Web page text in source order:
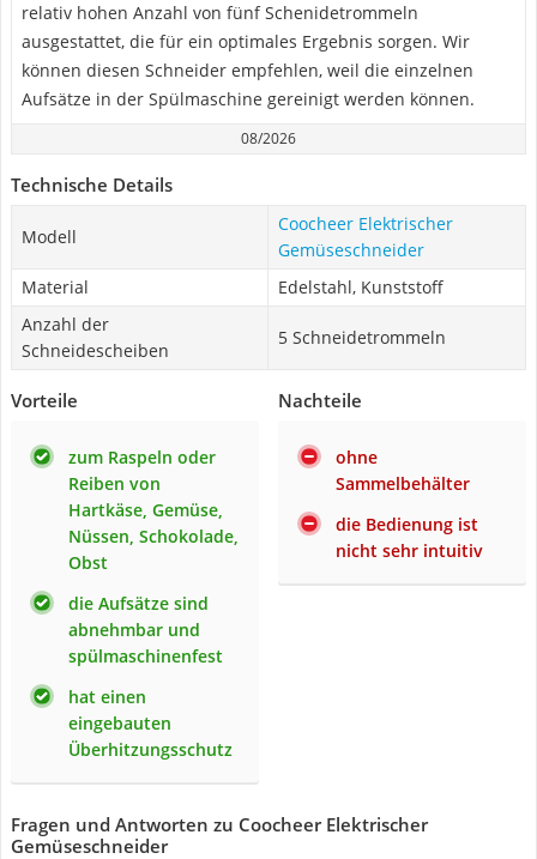
relativ hohen Anzahl von fünf Schenidetrommeln
ausgestattet, die für ein optimales Ergebnis sorgen. Wir
können diesen Schneider empfehlen, weil die einzelnen
Aufsätze in der Spülmaschine gereinigt werden können.
08/2026
Technische Details
Modell
Coocheer Elektrischer
Gemüseschneider
Material
Edelstahl, Kunststoff
Anzahl der
Schneidescheiben
5 Schneidetrommeln
Vorteile
zum Raspeln oder
Reiben von
Hartkäse, Gemüse,
Nüssen, Schokolade,
Obst
die Aufsätze sind
abnehmbar und
spülmaschinenfest
hat einen
eingebauten
Überhitzungsschutz
Nachteile
ohne
Sammelbehälter
die Bedienung ist
nicht sehr intuitiv
Fragen und Antworten zu Coocheer Elektrischer
Gemüseschneider